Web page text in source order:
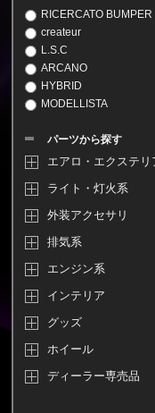
RICERCATO BUMPER
createur
L.S.C
ARCANO
HYBRID
MODELLISTA
パーツから探す
エアロ・エクステリ
ライト・灯火系
外装アクセサリ
排気系
エンジン系
インテリア
グッズ
ホイール
ディーラー専売品